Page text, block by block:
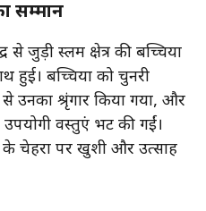
सम्मान
से जुड़ी स्लम क्षेत्र की बच्चियों
हुई। बच्चियों को चुनरी
श्रृंगार किया गया, और
उपयोगी वस्तुएं भेंट की गईं।
के चेहरों पर खुशी और उत्साह